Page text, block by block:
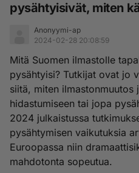
pysähtyisivät, miten
Anonyymi-ap
2024-02-28 20:08:59
Mitä Suomen ilmastolle
pysähtyisi? Tutkijat ovat jo
siitä, miten
hidastumiseen tai jopa
2024 julkaistussa
pysähtymisen vaikutuksia
Euroopassa niin
mahdotonta sopeutua.